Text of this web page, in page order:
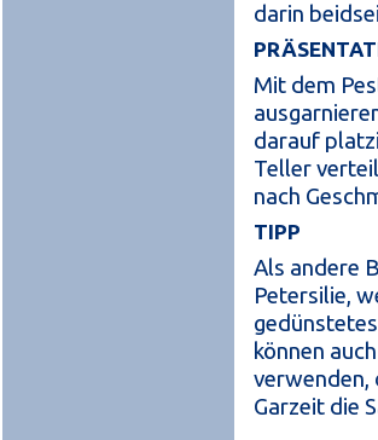
darin
Mit dem
darauf
Teller
nach
TIPP
Als andere
Petersilie,
können
verwenden,
Garzeit die